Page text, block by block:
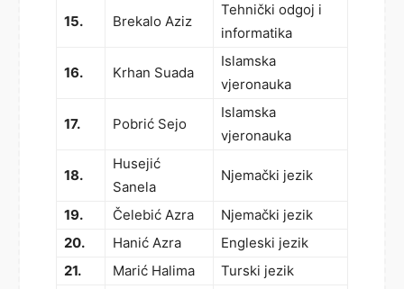
15. Brekalo Aziz
Tehnički odgoj i
informatika
16. Krhan Suada
Islamska
vjeronauka
17. Pobrić Sejo
Islamska
vjeronauka
18.
Husejić
Sanela
Njemački jezik
19. Čelebić Azra
Njemački jezik
20.
Hanić Azra
Engleski jezik
21.
Marić Halima Turski jezik